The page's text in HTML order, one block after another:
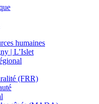
humaines
| L’Islet
(FRR)